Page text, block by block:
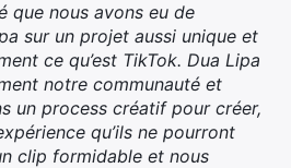
que nous avons eu de
sur un projet aussi unique et
ce qu’est TikTok. Dua Lipa
notre communauté et
un process créatif pour créer,
qu’ils ne pourront
clip formidable et nous